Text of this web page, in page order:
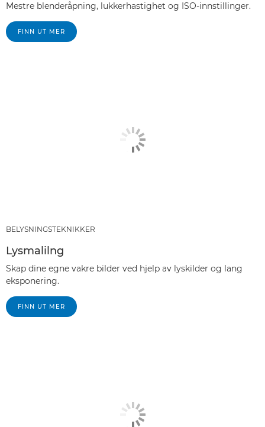
Mestre blenderåpning, lukkerhastighet og ISO-innstillinger.
FINN UT MER
BELYSNINGSTEKNIKKER
Lysmalilng
Skap dine egne vakre bilder ved hjelp av lyskilder og lang
eksponering.
FINN UT MER